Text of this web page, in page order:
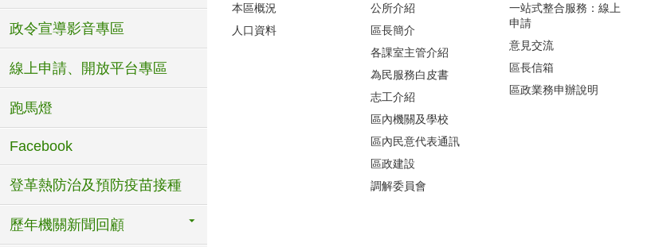
政令宣導影音專區
線上申請、開放平台專區
跑馬燈
Facebook
登革熱防治及預防疫苗接種
歷年機關新聞回顧
本區概況
人口資料
公所介紹
區長簡介
各課室主管介紹
為民服務白皮書
志工介紹
區內機關及學校
區內民意代表通訊
區政建設
調解委員會
一站式整合服務：線上
申請
意見交流
區長信箱
區政業務申辦說明